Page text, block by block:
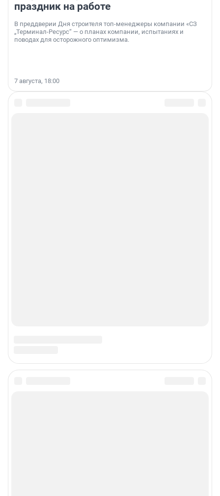
праздник на работе
В преддверии Дня строителя топ-менеджеры компании «СЗ
„Терминал-Ресурс“ — о планах компании, испытаниях и
поводах для осторожного оптимизма.
7 августа, 18:00